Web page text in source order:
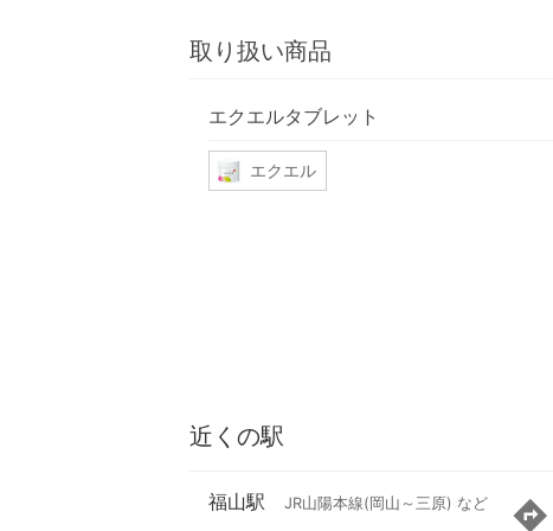
取り扱い商品
エクエルタブレット
エクエル
近くの駅
福山駅 JR山陽本線(岡山～三原) など